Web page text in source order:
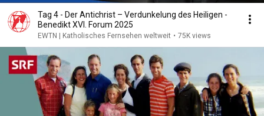
Tag 4 - Der Antichrist – Verdunkelung des Heiligen -
Benedikt XVI. Forum 2025
EWTN | Katholisches Fernsehen weltweit • 75K views